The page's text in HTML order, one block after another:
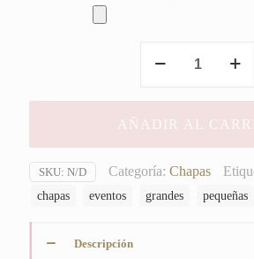
Colección
cantidad
AÑADIR AL
SKU: N/D Categoría: Chapas
chapas
eventos grandes pequeñas
Descripción